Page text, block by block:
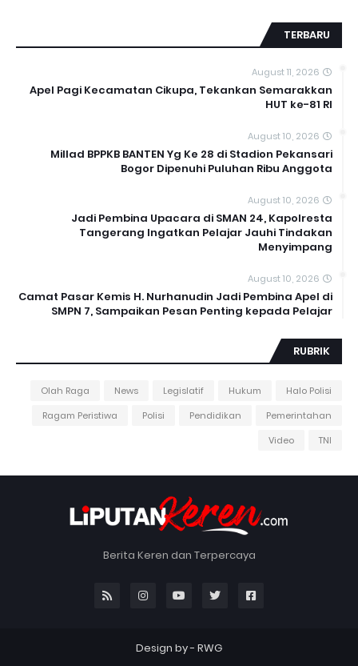
TERBARU
August 11, 2026
Apel Pagi Kecamatan Cikupa, Tekankan Semarakkan
HUT ke-81 RI
August 10, 2026
Millad BPPKB BANTEN Yg Ke 28 di Stadion Pekansari
Bogor Dipenuhi Puluhan Ribu Anggota
August 10, 2026
Jadi Pembina Upacara di SMAN 24, Kapolresta
Tangerang Ingatkan Pelajar Jauhi Tindakan
Menyimpang
August 10, 2026
Camat Pasar Kemis H. Nurhanudin Jadi Pembina Apel di
SMPN 7, Sampaikan Pesan Penting kepada Pelajar
RUBRIK
Halo Polisi
Hukum
Legislatif
News
Olah Raga
Pemerintahan
Pendidikan
Polisi
Ragam Peristiwa
TNI
Video
Berita Keren dan Terpercaya
Design by - RWG